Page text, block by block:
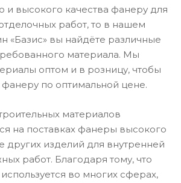
высокого качества фанеру для
работ, то в нашем
«Базис» вы найдёте различные
материала. Мы
оптом и в розницу, чтобы
фанеру по оптимальной цене.
материалов
на поставках фанеры высокого
других изделий для внутренней
работ. Благодаря тому, что
во многих сферах,